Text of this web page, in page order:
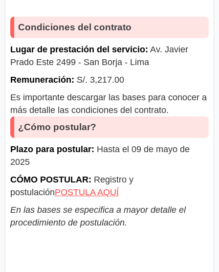
Condiciones del contrato
Lugar de prestación del servicio: Av. Javier
Prado Este 2499 - San Borja - Lima
Remuneración: S/. 3,217.00
Es importante descargar las bases para conocer a
más detalle las condiciones del contrato.
¿Cómo postular?
Plazo para postular: Hasta el 09 de mayo de
2025
CÓMO POSTULAR: Registro y
postulaciónPOSTULA AQUÍ
En las bases se especifica a mayor detalle el
procedimiento de postulación.